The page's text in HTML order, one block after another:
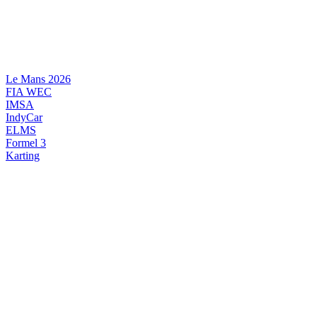
Le Mans 2026
FIA WEC
IMSA
IndyCar
ELMS
Formel 3
Karting